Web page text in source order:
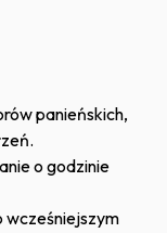
panieńskich,
o godzinie
wcześniejszym